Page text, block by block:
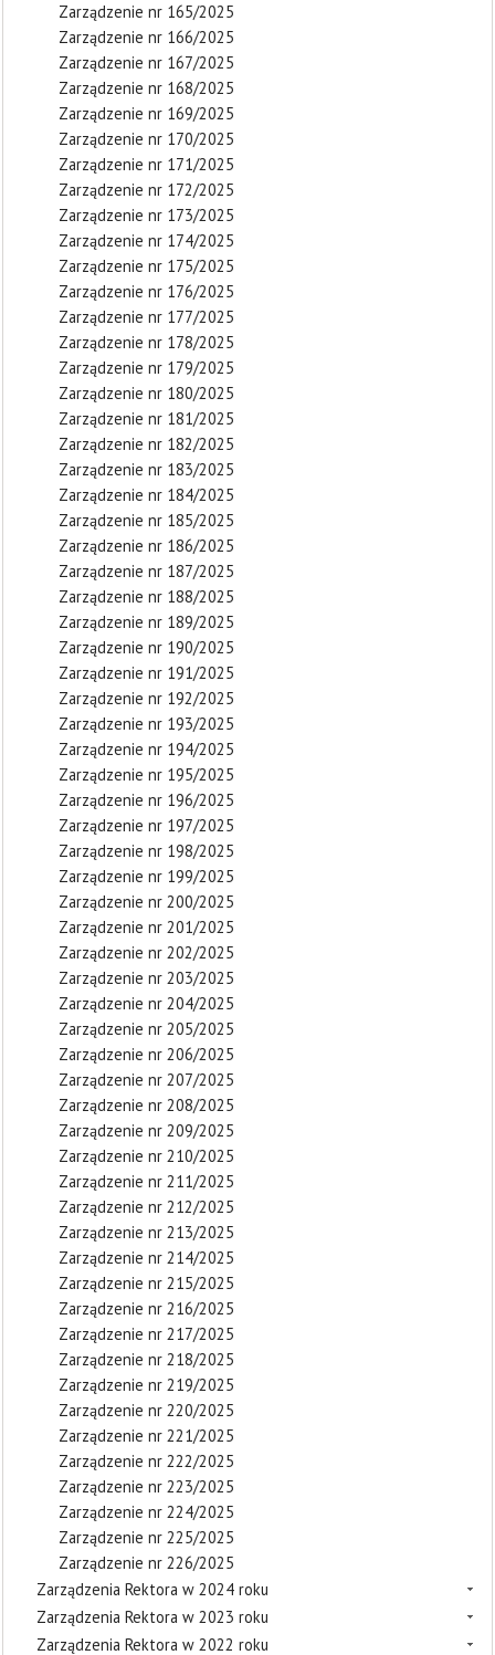
Zarządzenie nr 165/2025
Zarządzenie nr 166/2025
Zarządzenie nr 167/2025
Zarządzenie nr 168/2025
Zarządzenie nr 169/2025
Zarządzenie nr 170/2025
Zarządzenie nr 171/2025
Zarządzenie nr 172/2025
Zarządzenie nr 173/2025
Zarządzenie nr 174/2025
Zarządzenie nr 175/2025
Zarządzenie nr 176/2025
Zarządzenie nr 177/2025
Zarządzenie nr 178/2025
Zarządzenie nr 179/2025
Zarządzenie nr 180/2025
Zarządzenie nr 181/2025
Zarządzenie nr 182/2025
Zarządzenie nr 183/2025
Zarządzenie nr 184/2025
Zarządzenie nr 185/2025
Zarządzenie nr 186/2025
Zarządzenie nr 187/2025
Zarządzenie nr 188/2025
Zarządzenie nr 189/2025
Zarządzenie nr 190/2025
Zarządzenie nr 191/2025
Zarządzenie nr 192/2025
Zarządzenie nr 193/2025
Zarządzenie nr 194/2025
Zarządzenie nr 195/2025
Zarządzenie nr 196/2025
Zarządzenie nr 197/2025
Zarządzenie nr 198/2025
Zarządzenie nr 199/2025
Zarządzenie nr 200/2025
Zarządzenie nr 201/2025
Zarządzenie nr 202/2025
Zarządzenie nr 203/2025
Zarządzenie nr 204/2025
Zarządzenie nr 205/2025
Zarządzenie nr 206/2025
Zarządzenie nr 207/2025
Zarządzenie nr 208/2025
Zarządzenie nr 209/2025
Zarządzenie nr 210/2025
Zarządzenie nr 211/2025
Zarządzenie nr 212/2025
Zarządzenie nr 213/2025
Zarządzenie nr 214/2025
Zarządzenie nr 215/2025
Zarządzenie nr 216/2025
Zarządzenie nr 217/2025
Zarządzenie nr 218/2025
Zarządzenie nr 219/2025
Zarządzenie nr 220/2025
Zarządzenie nr 221/2025
Zarządzenie nr 222/2025
Zarządzenie nr 223/2025
Zarządzenie nr 224/2025
Zarządzenie nr 225/2025
Zarządzenie nr 226/2025
Zarządzenia Rektora w 2024 roku
Zarządzenia Rektora w 2023 roku
Zarządzenia Rektora w 2022 roku